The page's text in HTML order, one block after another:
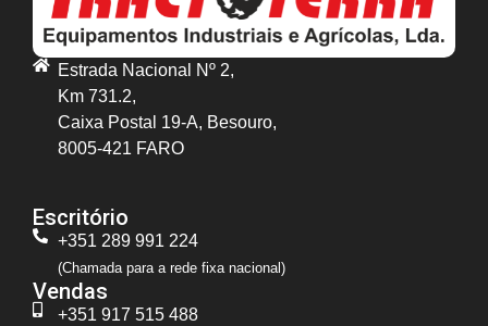
Estrada Nacional Nº 2,
Km 731.2,
Caixa Postal 19-A, Besouro,
8005-421 FARO
Escritório
+351 289 991 224
(Chamada para a rede fixa nacional)
Vendas
+351 917 515 488